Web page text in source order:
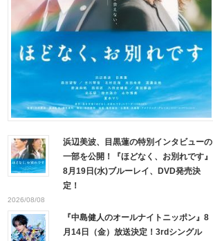
浜辺美波、目黒蓮の特別インタビューの
一部を公開！『ほどなく、お別れです』
8月19日(水)ブルーレイ、DVD発売決
定！
2026/08/08
『中島健人のオールナイトニッポン』8
月14日（金）放送決定！3rdシングル